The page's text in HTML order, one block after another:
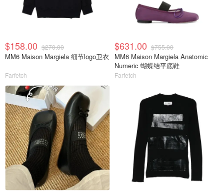
$158.00 $270.00
MM6 Maison Margiela 细节logo卫衣
Farfetch
$631.00 $755.00
MM6 Maison Margiela Anatomic
Numeric 蝴蝶结平底鞋
Farfetch